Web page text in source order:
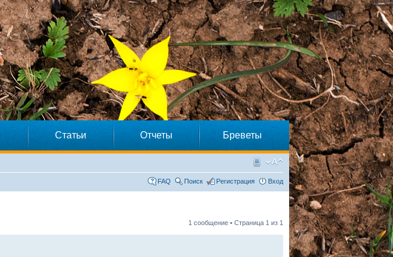
Статьи Отчеты Бреветы
FAQ Поиск Регистрация Вход
1 сообщение • Страница 1 из 1